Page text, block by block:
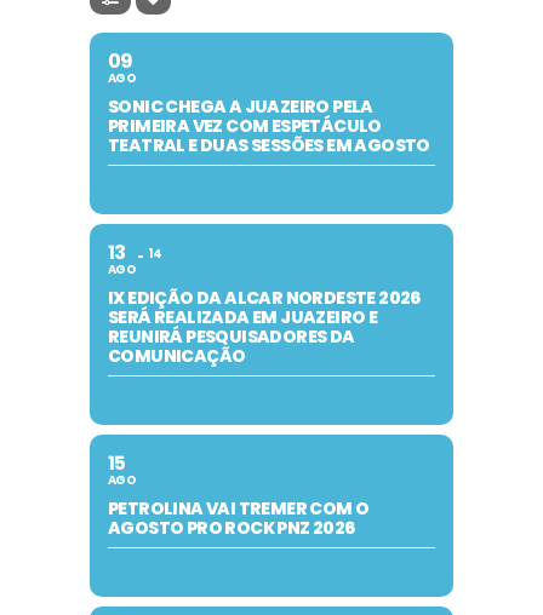
09
AGO
SONIC CHEGA A JUAZEIRO PELA
PRIMEIRA VEZ COM ESPETÁCULO
TEATRAL E DUAS SESSÕES EM AGOSTO
13
AGO
14
IX EDIÇÃO DA ALCAR NORDESTE 2026
SERÁ REALIZADA EM JUAZEIRO E
REUNIRÁ PESQUISADORES DA
COMUNICAÇÃO
15
AGO
PETROLINA VAI TREMER COM O
AGOSTO PRO ROCK PNZ 2026